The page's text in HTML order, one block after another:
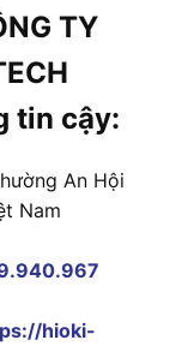
TY
tin cậy:
An Hội
Nam
hioki-